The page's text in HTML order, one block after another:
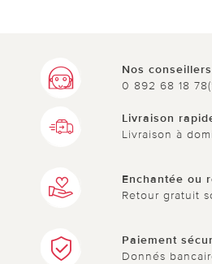
Nos
0 892 68 18
Livraison
Livraison à
Enchantée ou
Retour gratuit
Paiement
Donnés